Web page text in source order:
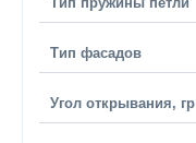
Тип фасадов
Угол открывания, гр